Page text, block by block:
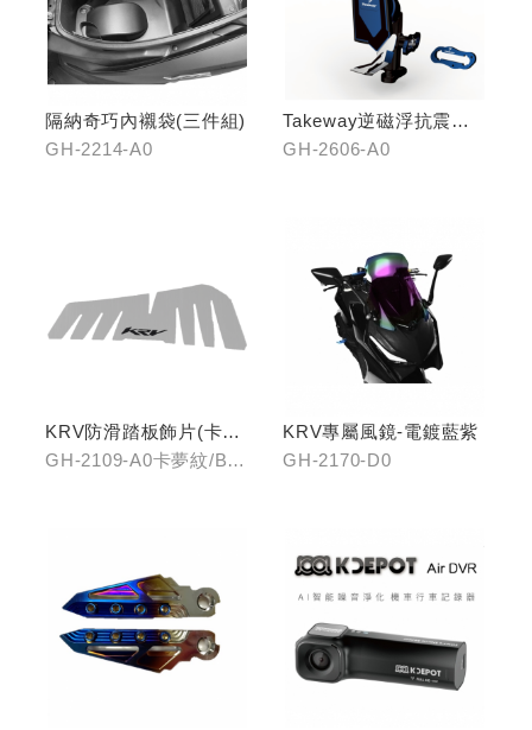
隔納奇巧內襯袋(三件組)
GH-2214-A0
Takeway逆磁浮抗震手
機架
GH-2606-A0
KRV防滑踏板飾片(卡夢
紋/金屬髮絲)
GH-2109-A0卡夢紋/B0
KRV專屬風鏡-電鍍藍紫
GH-2170-D0